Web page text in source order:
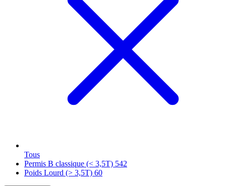
Tous
Permis B classique (< 3,5T) 542
Poids Lourd (> 3,5T) 60